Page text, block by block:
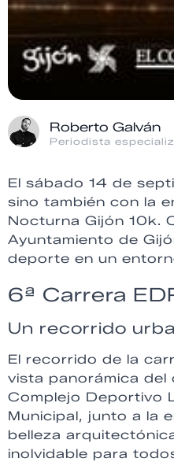
Roberto Galván
Periodista
El sábado 14 de
sino también con la
Nocturna Gijón 10k.
Ayuntamiento de
deporte en un
6ª Carrera
Un recorrido
El recorrido de la
vista panorámica del
Complejo Deportivo
Municipal, junto a la
belleza
inolvidable para